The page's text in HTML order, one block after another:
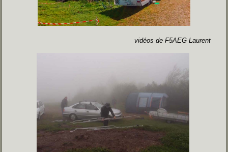
vidéos de F5AEG Laurent